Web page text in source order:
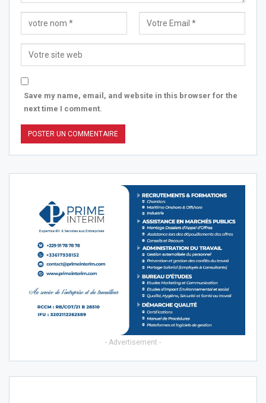
Save my name, email, and website in this browser for the
next time I comment.
- Advertisement -